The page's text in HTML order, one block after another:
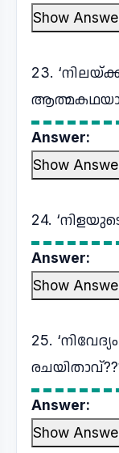
Show
23.
Answer:
Show
24.
Answer:
Show
25.
Answer:
Show